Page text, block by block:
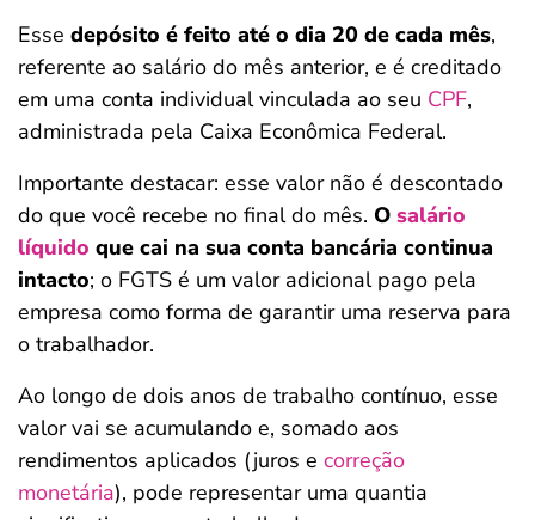
Esse depósito é feito até o dia 20 de cada mês,
referente ao salário do mês anterior, e é creditado
em uma conta individual vinculada ao seu CPF,
administrada pela Caixa Econômica Federal.
Importante destacar: esse valor não é descontado
do que você recebe no final do mês. O salário
líquido que cai na sua conta bancária continua
intacto; o FGTS é um valor adicional pago pela
empresa como forma de garantir uma reserva para
o trabalhador.
Ao longo de dois anos de trabalho contínuo, esse
valor vai se acumulando e, somado aos
rendimentos aplicados (juros e correção
monetária), pode representar uma quantia